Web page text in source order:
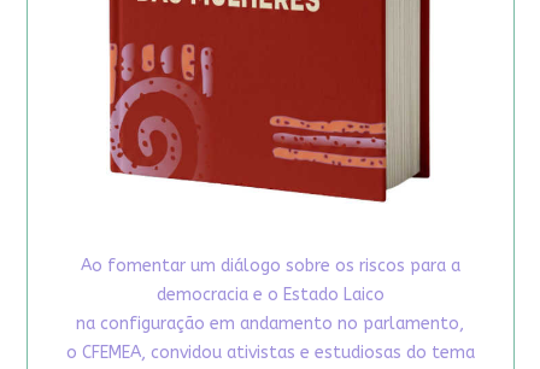
Ao fomentar um diálogo sobre os riscos para a
democracia e o Estado Laico
na configuração em andamento no parlamento,
o CFEMEA, convidou ativistas e estudiosas do tema